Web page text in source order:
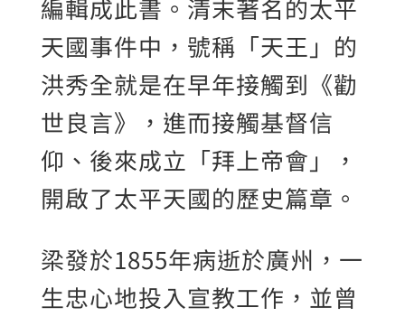
編輯成此書。清末著名的太平
天國事件中，號稱「天王」的
洪秀全就是在早年接觸到《勸
世良言》，進而接觸基督信
仰、後來成立「拜上帝會」，
開啟了太平天國的歷史篇章。
梁發於1855年病逝於廣州，一
生忠心地投入宣教工作，並曾